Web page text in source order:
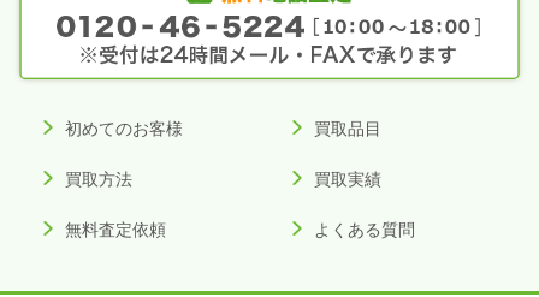
初めてのお客様 買取品目
買取方法 買取実績
無料査定依頼 よくある質問